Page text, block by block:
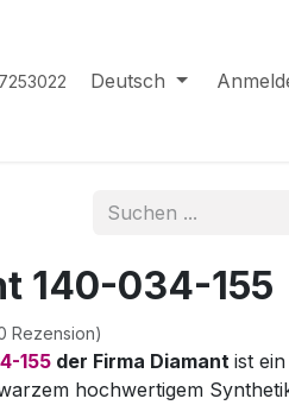
Deutsch
140-034-155
Rezension)
155 der Firma Diamant ist
hochwertigem